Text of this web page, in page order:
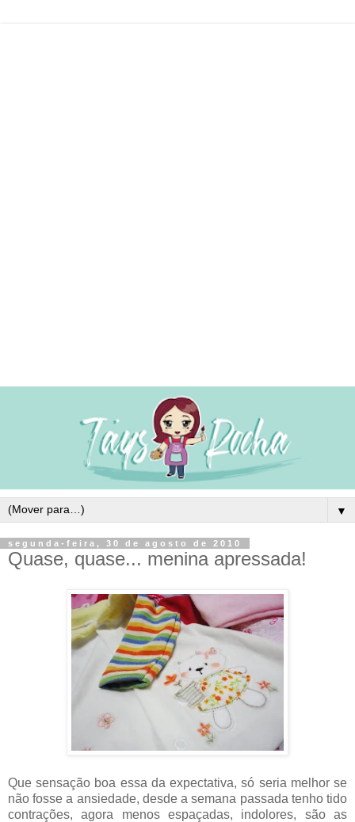
▼
segunda-feira, 30 de agosto de 2010
Quase, quase... menina apressada!
Que sensação boa essa da expectativa, só seria melhor se
não fosse a ansiedade, desde a semana passada tenho tido
contrações, agora menos espaçadas, indolores, são as